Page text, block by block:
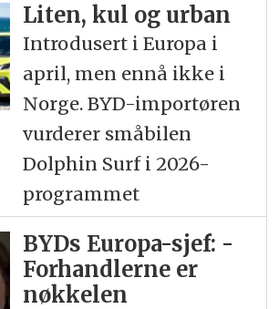
Liten, kul og urban
Introdusert i Europa i
april, men ennå ikke i
Norge. BYD-importøren
vurderer småbilen
Dolphin Surf i 2026-
programmet
BYDs Europa-sjef: -
Forhandlerne er
nøkkelen